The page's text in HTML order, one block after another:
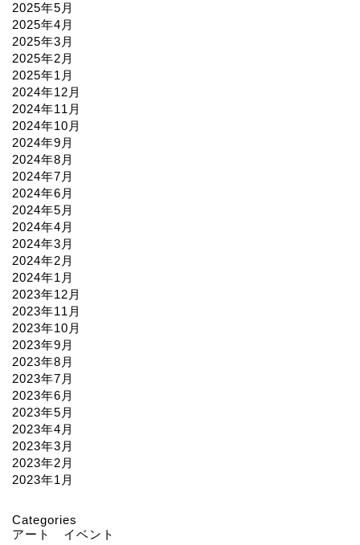
2025年5月
2025年4月
2025年3月
2025年2月
2025年1月
2024年12月
2024年11月
2024年10月
2024年9月
2024年8月
2024年7月
2024年6月
2024年5月
2024年4月
2024年3月
2024年2月
2024年1月
2023年12月
2023年11月
2023年10月
2023年9月
2023年8月
2023年7月
2023年6月
2023年5月
2023年4月
2023年3月
2023年2月
2023年1月
Categories
アート イベント